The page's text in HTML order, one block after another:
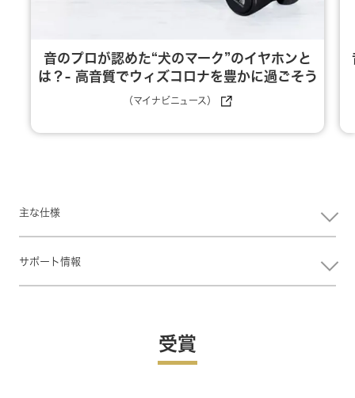
音のプロが認めた“犬のマーク”のイヤホンと
は？- 高音質でウィズコロナを豊かに過ごそう
（マイナビニュース）
主な仕様
サポート情報
受賞